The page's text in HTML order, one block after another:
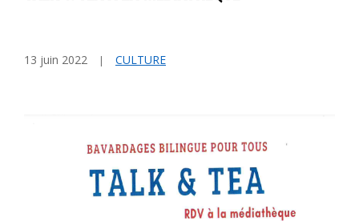
13 juin 2022 CULTURE